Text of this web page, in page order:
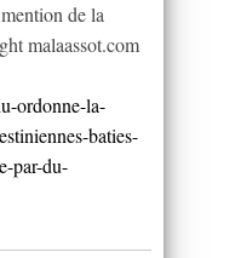
de la
malaassot.com
ordonne-la-
baties-
par-du-